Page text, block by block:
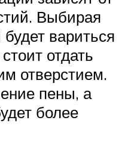
Выбирая
вариться
отдать
отверстием.
пены, а
более